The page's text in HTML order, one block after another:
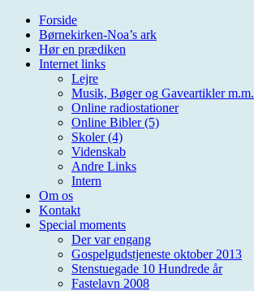
Forside
Børnekirken-Noa’s ark
Hør en prædiken
Internet links
Lejre
Musik, Bøger og Gaveartikler m.m.
Online radiostationer
Online Bibler (5)
Skoler (4)
Videnskab
Andre Links
Intern
Om os
Kontakt
Special moments
Der var engang
Gospelgudstjeneste oktober 2013
Stenstuegade 10 Hundrede år
Fastelavn 2008